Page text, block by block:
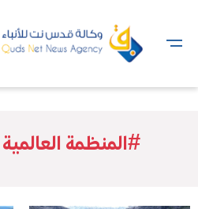
#المنظمة العالمية